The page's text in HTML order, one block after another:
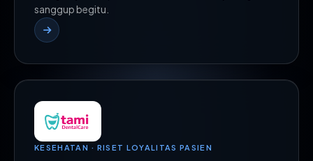
sanggup begitu.
KESEHATAN · RISET LOYALITAS PASIEN